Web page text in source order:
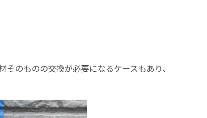
のものの交換が必要になるケースもあり、